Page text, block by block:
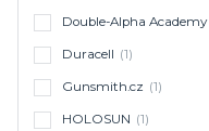
Double-Alpha Academy
Duracell (1)
Gunsmith.cz (1)
HOLOSUN (1)